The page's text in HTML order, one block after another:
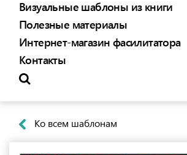
Визуальные шаблоны из книги
Полезные материалы
Интернет-магазин фасилитатора
Контакты
Ко всем шаблонам